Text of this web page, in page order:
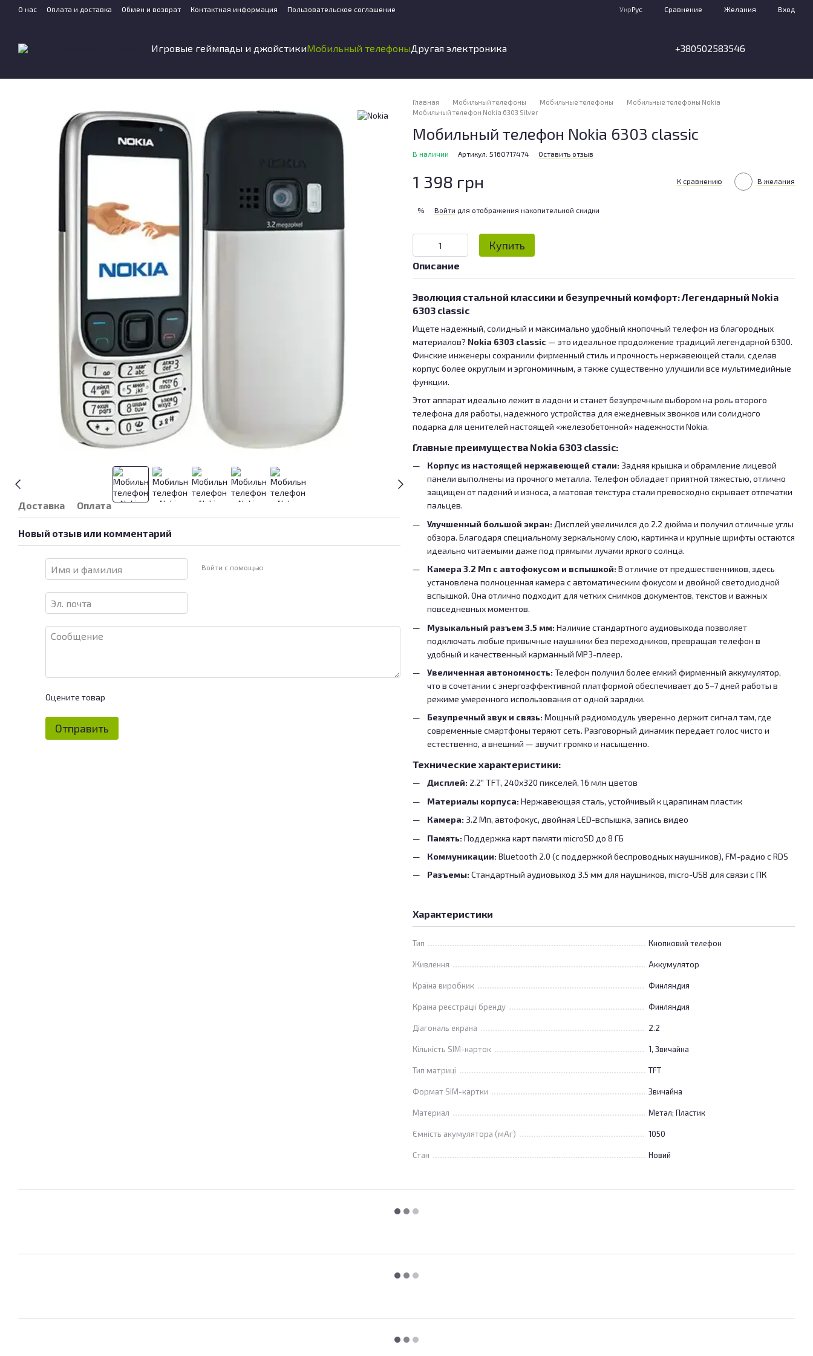
Перейти к основному контенту
О нас Оплата и доставка Обмен и возврат Контактная информация Пользовательское соглашение УкрРус Сравнение Желания Вход
Игровые геймпады и джойстикиМобильный телефоныДругая электроника +380502583546
Доставка Оплата
Новый отзыв или комментарий
Войти с помощью
Оцените товар
Отправить
Главная Мобильный телефоны Мобильные телефоны
Мобильные телефоны Nokia
Мобильный телефон Nokia 6303 Silver
Мобильный телефон Nokia 6303 classic
В наличии Артикул: 5160717474 Оставить отзыв
1 398 грн К сравнению В желания
% Войти для отображения накопительной скидки
Купить
Описание
Эволюция стальной классики и безупречный комфорт: Легендарный Nokia
6303 classic
Ищете надежный, солидный и максимально удобный кнопочный телефон из благородных
материалов? Nokia 6303 classic — это идеальное продолжение традиций легендарной 6300.
Финские инженеры сохранили фирменный стиль и прочность нержавеющей стали, сделав
корпус более округлым и эргономичным, а также существенно улучшили все мультимедийные
функции.
Этот аппарат идеально лежит в ладони и станет безупречным выбором на роль второго
телефона для работы, надежного устройства для ежедневных звонков или солидного
подарка для ценителей настоящей «железобетонной» надежности Nokia.
Главные преимущества Nokia 6303 classic:
Корпус из настоящей нержавеющей стали: Задняя крышка и обрамление лицевой
панели выполнены из прочного металла. Телефон обладает приятной тяжестью, отлично
защищен от падений и износа, а матовая текстура стали превосходно скрывает отпечатки
пальцев.
Улучшенный большой экран: Дисплей увеличился до 2.2 дюйма и получил отличные углы
обзора. Благодаря специальному зеркальному слою, картинка и крупные шрифты остаются
идеально читаемыми даже под прямыми лучами яркого солнца.
Камера 3.2 Мп с автофокусом и вспышкой: В отличие от предшественников, здесь
установлена полноценная камера с автоматическим фокусом и двойной светодиодной
вспышкой. Она отлично подходит для четких снимков документов, текстов и важных
повседневных моментов.
Музыкальный разъем 3.5 мм: Наличие стандартного аудиовыхода позволяет
подключать любые привычные наушники без переходников, превращая телефон в
удобный и качественный карманный MP3-плеер.
Увеличенная автономность: Телефон получил более емкий фирменный аккумулятор,
что в сочетании с энергоэффективной платформой обеспечивает до 5–7 дней работы в
режиме умеренного использования от одной зарядки.
Безупречный звук и связь: Мощный радиомодуль уверенно держит сигнал там, где
современные смартфоны теряют сеть. Разговорный динамик передает голос чисто и
естественно, а внешний — звучит громко и насыщенно.
Технические характеристики:
Дисплей: 2.2" TFT, 240х320 пикселей, 16 млн цветов
Материалы корпуса: Нержавеющая сталь, устойчивый к царапинам пластик
Камера: 3.2 Мп, автофокус, двойная LED-вспышка, запись видео
Память: Поддержка карт памяти microSD до 8 ГБ
Коммуникации: Bluetooth 2.0 (с поддержкой беспроводных наушников), FM-радио с RDS
Разъемы: Стандартный аудиовыход 3.5 мм для наушников, micro-USB для связи с ПК
Характеристики
Тип Кнопковий телефон
Живлення Аккумулятор
Країна виробник Финляндия
Країна реєстрації бренду Финляндия
Діагональ екрана 2.2
Кількість SIM-карток 1, Звичайна
Тип матриці TFT
Формат SIM-картки Звичайна
Материал Метал; Пластик
Ємність акумулятора (мАг) 1050
Стан Новий